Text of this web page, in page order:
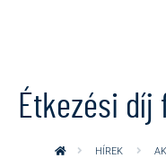
Étkezési díj
HÍREK